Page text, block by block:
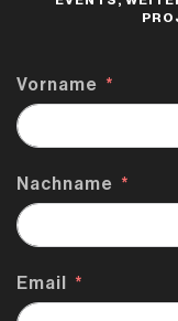
Vorname
Nachname
Email